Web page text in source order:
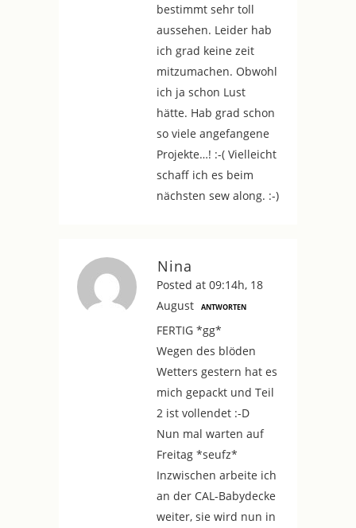
bestimmt sehr toll
aussehen. Leider hab
ich grad keine zeit
mitzumachen. Obwohl
ich ja schon Lust
hätte. Hab grad schon
so viele angefangene
Projekte…! :-( Vielleicht
schaff ich es beim
nächsten sew along. :-)
Nina
Posted at 09:14h, 18
August
ANTWORTEN
FERTIG *gg*
Wegen des blöden
Wetters gestern hat es
mich gepackt und Teil
2 ist vollendet :-D
Nun mal warten auf
Freitag *seufz*
Inzwischen arbeite ich
an der CAL-Babydecke
weiter, sie wird nun in